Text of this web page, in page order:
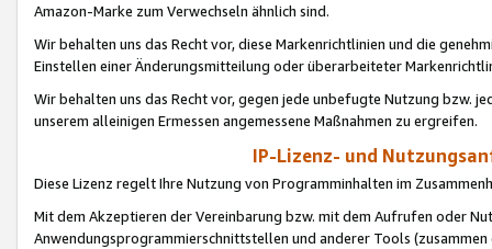
Amazon-Marke zum Verwechseln ähnlich sind.
Wir behalten uns das Recht vor, diese Markenrichtlinien und die
Einstellen einer Änderungsmitteilung oder überarbeiteter
Wir behalten uns das Recht vor, gegen jede unbefugte Nutzung bzw.
unserem alleinigen Ermessen angemessene Maßnahmen zu ergreifen.
IP-Lizenz- und
Diese Lizenz regelt Ihre Nutzung von Programminhalten im
Mit dem Akzeptieren der Vereinbarung bzw. mit dem Aufrufen oder
Anwendungsprogrammierschnittstellen und anderer Tools (zusammen